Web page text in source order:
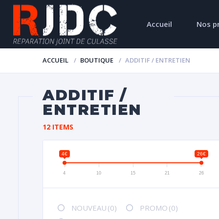
Accueil Nos
ACCUEIL BOUTIQUE ADDITIF / ENTRETIEN
ADDITIF /
ENTRETIEN
12 ITEMS
4€ 26€
4 10 15 21 26
NOUVEAU (0) PROMO (0)